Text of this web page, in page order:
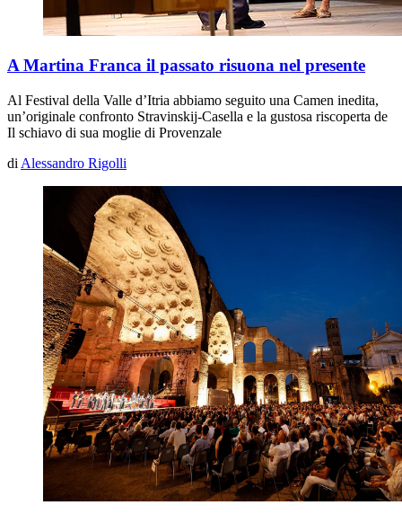
A Martina Franca il passato risuona nel presente
Al Festival della Valle d’Itria abbiamo seguito una Camen inedita,
un’originale confronto Stravinskij-Casella e la gustosa riscoperta de
Il schiavo di sua moglie di Provenzale
di Alessandro Rigolli